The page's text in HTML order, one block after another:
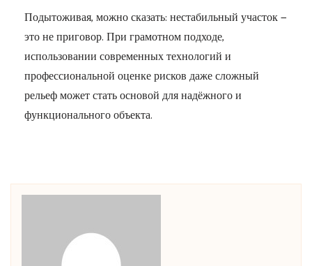
Подытоживая, можно сказать: нестабильный участок —
это не приговор. При грамотном подходе,
использовании современных технологий и
профессиональной оценке рисков даже сложный
рельеф может стать основой для надёжного и
функционального объекта.